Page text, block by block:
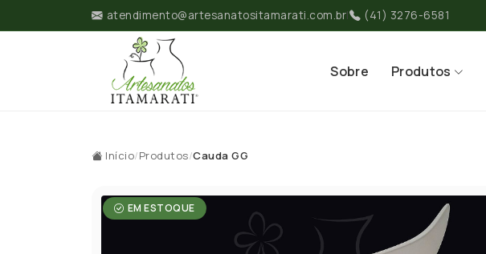
atendimento@artesanatositamarati.com.br| (41) 3276-6581
Sobre Produtos
Início/Produtos/Cauda GG
EM ESTOQUE